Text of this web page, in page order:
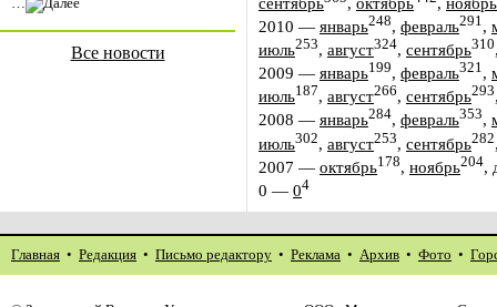
…
Все новости
2010 — январь248, февраль291,
июль253, август324, сентябрь310
2009 — январь199, февраль321,
июль187, август266, сентябрь293
2008 — январь284, февраль353,
июль302, август253, сентябрь282
2007 — октябрь178, ноябрь204,
0 — 04
Главная • Редакция • Письмо редактору • Реклама • Архив • Фото •